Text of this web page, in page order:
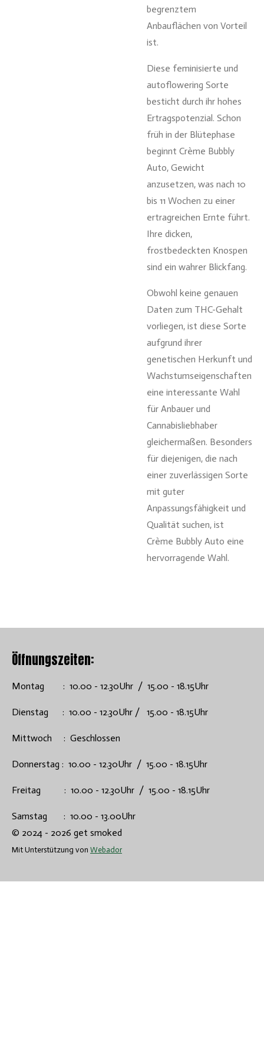
begrenztem
Anbauflächen von Vorteil
ist.
Diese feminisierte und
autoflowering Sorte
besticht durch ihr hohes
Ertragspotenzial. Schon
früh in der Blütephase
beginnt Crème Bubbly
Auto, Gewicht
anzusetzen, was nach 10
bis 11 Wochen zu einer
ertragreichen Ernte führt.
Ihre dicken,
frostbedeckten Knospen
sind ein wahrer Blickfang.
Obwohl keine genauen
Daten zum THC-Gehalt
vorliegen, ist diese Sorte
aufgrund ihrer
genetischen Herkunft und
Wachstumseigenschaften
eine interessante Wahl
für Anbauer und
Cannabisliebhaber
gleichermaßen. Besonders
für diejenigen, die nach
einer zuverlässigen Sorte
mit guter
Anpassungsfähigkeit und
Qualität suchen, ist
Crème Bubbly Auto eine
hervorragende Wahl.
Öffnungszeiten:
Montag : 10.00 - 12.30Uhr / 15.00 - 18.15Uhr
Dienstag : 10.00 - 12.30Uhr / 15.00 - 18.15Uhr
Mittwoch : Geschlossen
Donnerstag : 10.00 - 12.30Uhr / 15.00 - 18.15Uhr
Freitag : 10.00 - 12.30Uhr / 15.00 - 18.15Uhr
Samstag : 10.00 - 13.00Uhr
© 2024 - 2026 get smoked
Mit Unterstützung von Webador